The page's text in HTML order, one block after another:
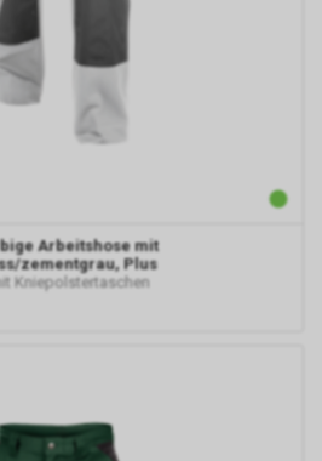
Arbeitshose mit
zementgrau, Plus
Kniepolstertaschen
Anzeige klicken,
das von uns
Conversion-
ein Cookie auf Ihrem
Cookies verlieren
das Cookie noch gültig
Sie eine bestimmte Seite
platzierten Anzeigen
haben und dass Sie